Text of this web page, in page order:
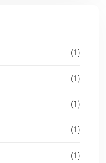
(1)
(1)
(1)
(1)
(1)